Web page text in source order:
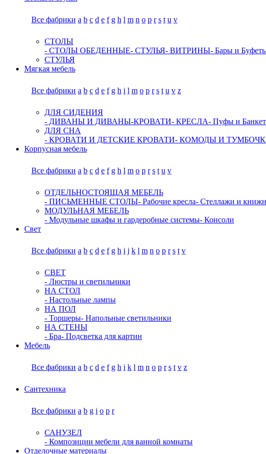
Все фабрики a b c d e f g h l m n o p r s t u v
СТОЛЫ
- СТОЛЫ ОБЕДЕННЫЕ- СТУЛЬЯ- ВИТРИНЫ- Бары и
СТУЛЬЯ
Мягкая мебель
Все фабрики a b c d e f g h i l m o p r s t u v z
ДЛЯ СИДЕНИЯ
- ДИВАНЫ И ДИВАНЫ-КРОВАТИ- КРЕСЛА- Пуфы и
ДЛЯ СНА
- КРОВАТИ И ДЕТСКИЕ КРОВАТИ- КОМОДЫ И
Корпусная мебель
Все фабрики a b c d e f g h l m o p r s t u v
ОТДЕЛЬНОСТОЯЩАЯ МЕБЕЛЬ
- ПИСЬМЕННЫЕ СТОЛЫ- Рабочие кресла- Стеллажи и
МОДУЛЬНАЯ МЕБЕЛЬ
- Модульные шкафы и гардеробные системы- Консоли
Свет
Все фабрики a b c d e f g h i j k l m n o p r s t v
СВЕТ
- Люстры и светильники
НА СТОЛ
- Настольные лампы
НА ПОЛ
- Торшеры- Напольные светильники
НА СТЕНЫ
- Бра- Подсветка для картин
Мебель
Все фабрики a b c d e f g h i k l m n o p r s t v z
Сантехника
Все фабрики a b g i o p r
САНУЗЕЛ
- Композиции мебели для ванной комнаты
Отделочные материалы